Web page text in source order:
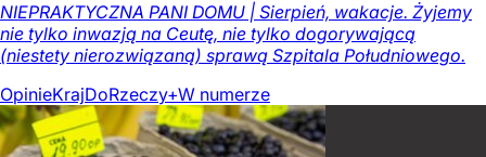
NIEPRAKTYCZNA PANI DOMU | Sierpień, wakacje. Żyjemy
nie tylko inwazją na Ceutę, nie tylko dogorywającą
(niestety nierozwiązaną) sprawą Szpitala Południowego.
OpinieKrajDoRzeczy+W numerze